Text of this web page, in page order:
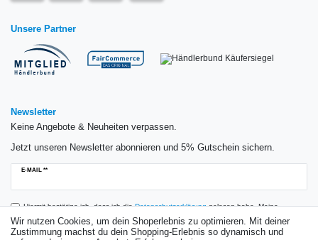
Unsere Partner
Newsletter
Keine Angebote & Neuheiten verpassen.
Jetzt unseren Newsletter abonnieren und 5% Gutschein sichern.
E-MAIL **
Newsletter
Hiermit bestätige ich, dass ich dieDaten­schutz­erklärunggelesen habe. Meine
Einwilligung kann ich jederzeit widerrufen.**
Wir nutzen Cookies, um dein Shoperlebnis zu optimieren. Mit deiner
Zustimmung machst du dein Shopping-Erlebnis so dynamisch und